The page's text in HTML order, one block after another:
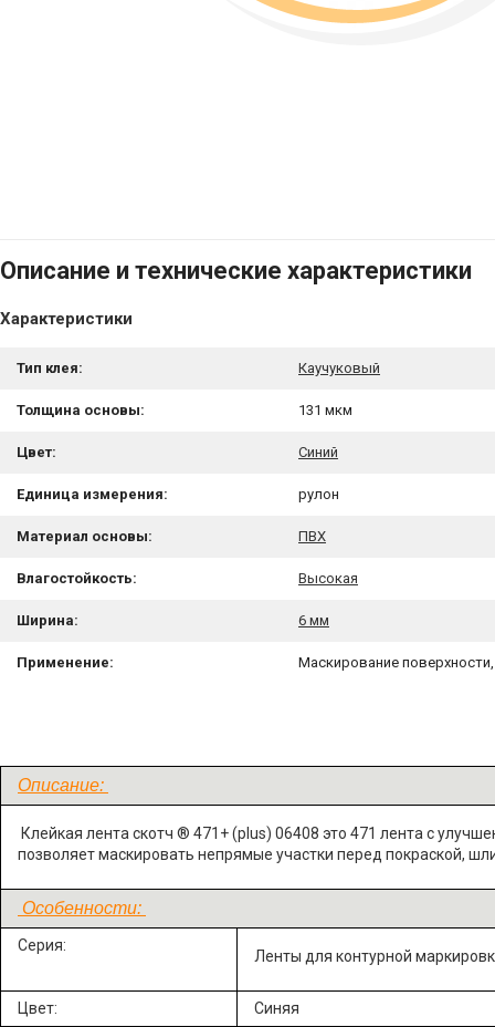
Описание и технические характеристики
Характеристики
Тип клея: Каучуковый
Толщина основы: 131 мкм
Цвет: Синий
Единица измерения: рулон
Материал основы: ПВХ
Влагостойкость: Высокая
Ширина: 6 мм
Применение: Маскирование
Описание:
Клейкая лента скотч ® 471+ (plus) 06408 это 471 лента с
позволяет маскировать непрямые участки перед покраской,
Особенности:
Серия:
Ленты для контурной
Цвет:
Синяя